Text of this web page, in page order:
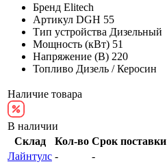
Бренд Elitech
Артикул DGH 55
Тип устройства Дизельный
Мощность (кВт) 51
Напряжение (В) 220
Топливо Дизель / Керосин
Наличие товара
В наличии
Склад
Кол-во Срок поставки
Лайнтулс -
-